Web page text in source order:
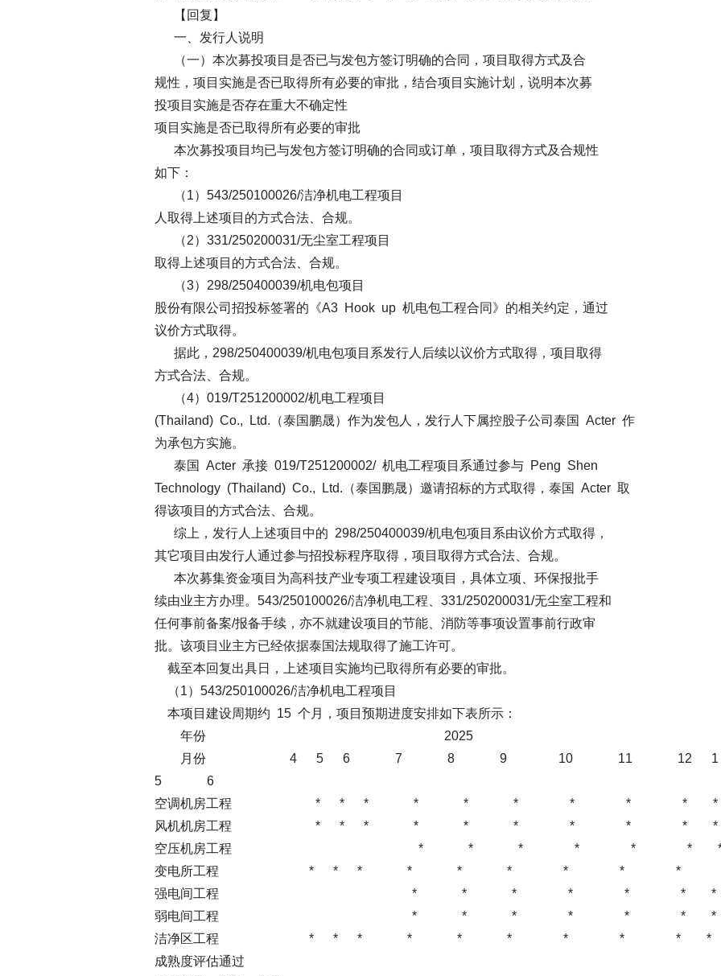
【回复】
一、发行人说明
（一）本次募投项目是否已与发包方签订明确的合同，项目取得方式及合
规性，项目实施是否已取得所有必要的审批，结合项目实施计划，说明本次募
投项目实施是否存在重大不确定性
项目实施是否已取得所有必要的审批
本次募投项目均已与发包方签订明确的合同或订单，项目取得方式及合规性
如下：
（1）543/250100026/洁净机电工程项目
人取得上述项目的方式合法、合规。
（2）331/250200031/无尘室工程项目
取得上述项目的方式合法、合规。
（3）298/250400039/机电包项目
股份有限公司招投标签署的《A3 Hook up 机电包工程合同》的相关约定，通过
议价方式取得。
据此，298/250400039/机电包项目系发行人后续以议价方式取得，项目取得
方式合法、合规。
（4）019/T251200002/机电工程项目
(Thailand) Co., Ltd.（泰国鹏晟）作为发包人，发行人下属控股子公司泰国 Acter 作
为承包方实施。
泰国 Acter 承接 019/T251200002/ 机电工程项目系通过参与 Peng Shen
Technology (Thailand) Co., Ltd.（泰国鹏晟）邀请招标的方式取得，泰国 Acter 取
得该项目的方式合法、合规。
综上，发行人上述项目中的 298/250400039/机电包项目系由议价方式取得，
其它项目由发行人通过参与招投标程序取得，项目取得方式合法、合规。
本次募集资金项目为高科技产业专项工程建设项目，具体立项、环保报批手
续由业主方办理。543/250100026/洁净机电工程、331/250200031/无尘室工程和
任何事前备案/报备手续，亦不就建设项目的节能、消防等事项设置事前行政审
批。该项目业主方已经依据泰国法规取得了施工许可。
截至本回复出具日，上述项目实施均已取得所有必要的审批。
（1）543/250100026/洁净机电工程项目
本项目建设周期约 15 个月，项目预期进度安排如下表所示：
年份 2025
月份 4 5 6 7 8 9 10 11
5 6
空调机房工程 * * * * * * * * * *
风机机房工程 * * * * * * * * *
空压机房工程 * * * * * *
变电所工程 * * * * * * * * *
强电间工程 * * * * * * *
弱电间工程 * * * * * *
洁净区工程 * * * * * * * * *
成熟度评估通